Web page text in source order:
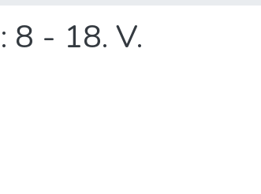
8 - 18. V.